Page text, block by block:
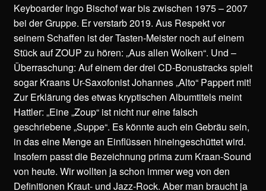
Keyboarder Ingo Bischof war bis zwischen 1975 – 2007
bei der Gruppe. Er verstarb 2019. Aus Respekt vor
seinem Schaffen ist der Tasten-Meister noch auf einem
Stück auf ZOUP zu hören: „Aus allen Wolken“. Und –
Überraschung: Auf einem der drei CD-Bonustracks spielt
sogar Kraans Ur-Saxofonist Johannes „Alto“ Pappert mit!
Zur Erklärung des etwas kryptischen Albumtitels meint
Hattler: „Eine „Zoup“ ist nicht nur eine falsch
geschriebene „Suppe“. Es könnte auch ein Gebräu sein,
in das eine Menge an Einflüssen hineingeschüttet wird.
Insofern passt die Bezeichnung prima zum Kraan-Sound
von heute. Wir wollten ja schon immer weg von den
Definitionen Kraut- und Jazz-Rock. Aber man braucht ja